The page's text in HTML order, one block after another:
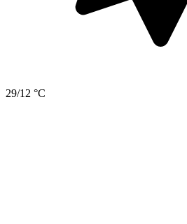
29/12 °C